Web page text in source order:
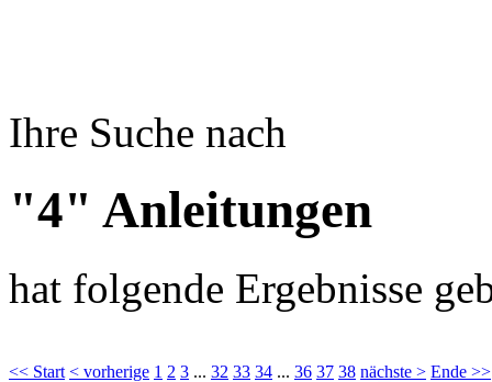
Ihre Suche nach
"4" Anleitungen
hat folgende Ergebnisse
<< Start < vorherige 1 2 3 ... 32 33 34 ... 36 37 38 nächste > Ende >>